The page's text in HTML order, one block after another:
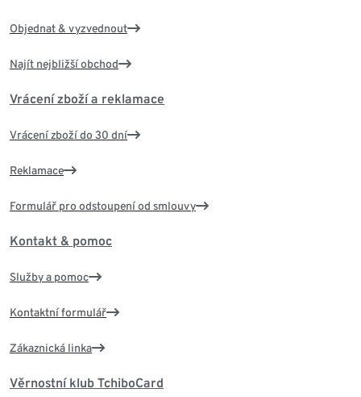
Objednat & vyzvednout
Najít nejbližší obchod
Vrácení zboží a reklamace
Vrácení zboží do 30 dní
Reklamace
Formulář pro odstoupení od smlouvy
Kontakt & pomoc
Služby a pomoc
Kontaktní formulář
Zákaznická linka
Věrnostní klub TchiboCard